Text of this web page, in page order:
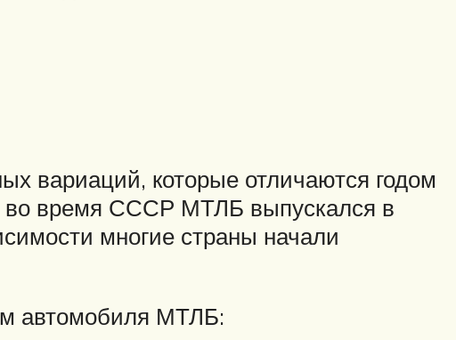
вариаций, которые отличаются годом
во время СССР МТЛБ выпускался в
многие страны начали
автомобиля МТЛБ: